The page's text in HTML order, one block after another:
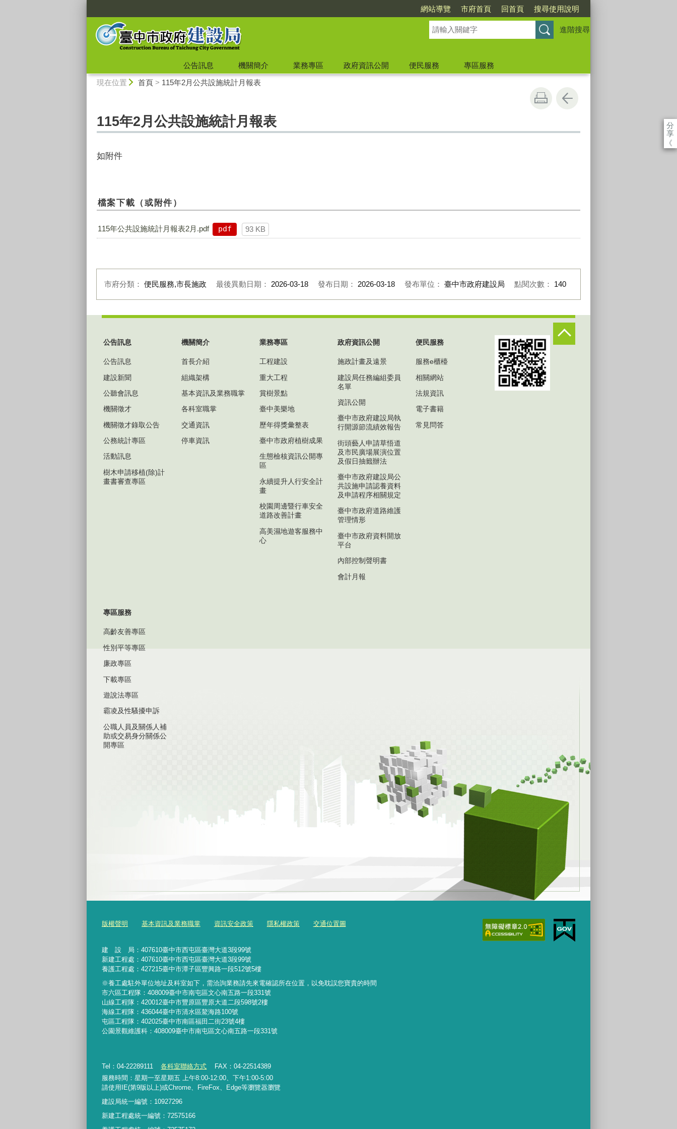
網站導覽 市府首頁 回首頁 搜尋使用說明
進階搜尋
公告訊息 機關簡介 業務專區 政府資訊公開 便民服務
專區服務
現在位置 首頁> 115年2月公共設施統計月報表
分
享
《
115年2月公共設施統計月報表
如附件
檔案下載（或附件）
115年公共設施統計月報表2月.pdf pdf 93 KB
市府分類： 便民服務,市長施政 最後異動日期： 2026-03-18 發布日期： 2026-03-18 發布單位： 臺中市政府建設局 點閱次數： 140
公告訊息
公告訊息
建設新聞
公聽會訊息
機關徵才
機關徵才錄取公告
公務統計專區
活動訊息
樹木申請移植(除)計
畫書審查專區
機關簡介
首長介紹
組織架構
基本資訊及業務職掌
各科室職掌
交通資訊
停車資訊
業務專區
工程建設
重大工程
賞樹景點
臺中美樂地
歷年得獎彙整表
臺中市政府植樹成果
生態檢核資訊公開專
區
永續提升人行安全計
畫
校園周邊暨行車安全
道路改善計畫
高美濕地遊客服務中
心
政府資訊公開
施政計畫及遠景
建設局任務編組委員
名單
資訊公開
臺中市政府建設局執
行開源節流績效報告
街頭藝人申請草悟道
及市民廣場展演位置
及假日抽籤辦法
臺中市政府建設局公
共設施申請認養資料
及申請程序相關規定
臺中市政府道路維護
管理情形
臺中市政府資料開放
平台
內部控制聲明書
會計月報
便民服務
服務e櫃檯
相關網站
法規資訊
電子書籍
常見問答
專區服務
高齡友善專區
性別平等專區
廉政專區
下載專區
遊說法專區
霸凌及性騷擾申訴
公職人員及關係人補
助或交易身分關係公
開專區
版權聲明 基本資訊及業務職掌 資訊安全政策 隱私權政策 交通位置圖
建 設 局： 407610臺中市西屯區臺灣大道3段99號
新建工程處：407610臺中市西屯區臺灣大道3段99號
養護工程處：427215臺中市潭子區豐興路一段512號5樓
※養工處駐外單位地址及科室如下，需洽詢業務請先來電確認所在位置，以免耽誤您寶貴的時間
市六區工程隊：408009臺中市南屯區文心南五路一段331號
山線工程隊：420012臺中市豐原區豐原大道二段598號2樓
海線工程隊：436044臺中市清水區鰲海路100號
屯區工程隊：402025臺中市南區福田二街23號4樓
公園景觀維護科：408009臺中市南屯區文心南五路一段331號
Tel：04-22289111 各科室聯絡方式
FAX：04-22514389
服務時間：星期一至星期五 上午8:00-12:00、下午1:00-5:00
請使用IE(第9版以上)或Chrome、FireFox、Edge等瀏覽器瀏覽
建設局統一編號：10927296
新建工程處統一編號 ： 72575166